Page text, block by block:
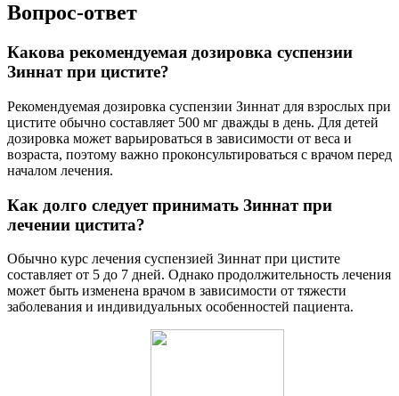
Вопрос-ответ
Какова рекомендуемая дозировка суспензии
Зиннат при цистите?
Рекомендуемая дозировка суспензии Зиннат для взрослых при
цистите обычно составляет 500 мг дважды в день. Для детей
дозировка может варьироваться в зависимости от веса и
возраста, поэтому важно проконсультироваться с врачом перед
началом лечения.
Как долго следует принимать Зиннат при
лечении цистита?
Обычно курс лечения суспензией Зиннат при цистите
составляет от 5 до 7 дней. Однако продолжительность лечения
может быть изменена врачом в зависимости от тяжести
заболевания и индивидуальных особенностей пациента.